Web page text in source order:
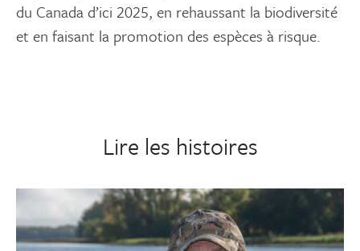
du Canada d’ici 2025, en rehaussant la biodiversité
et en faisant la promotion des espèces à risque.
Lire les histoires